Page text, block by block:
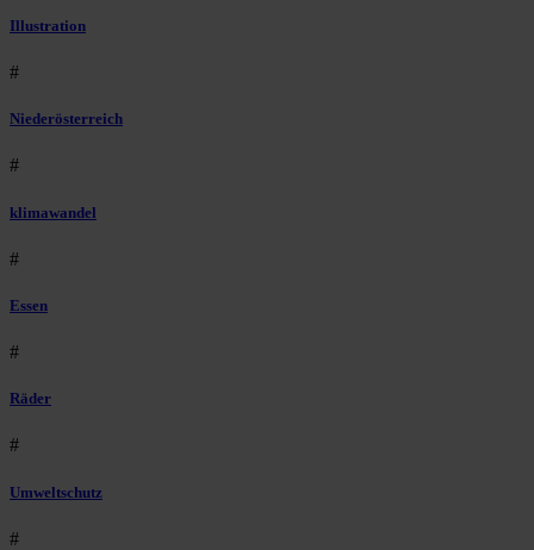
Illustration
#
Niederösterreich
#
klimawandel
#
Essen
#
Räder
#
Umweltschutz
#